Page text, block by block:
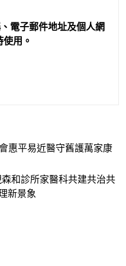
電子郵件地址及個人網
用。
惠平易近醫守舊護萬家康
和診所家醫科共建共治共
新景象